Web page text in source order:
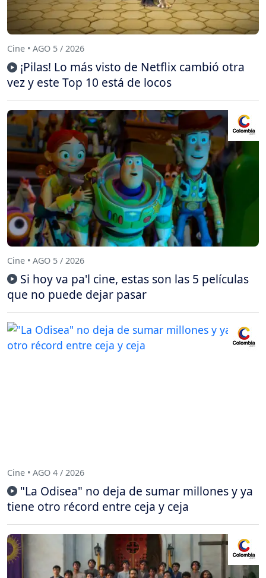
Cine • AGO 5 / 2026
¡Pilas! Lo más visto de Netflix cambió otra
vez y este Top 10 está de locos
Cine • AGO 5 / 2026
Si hoy va pa'l cine, estas son las 5 películas
que no puede dejar pasar
Cine • AGO 4 / 2026
"La Odisea" no deja de sumar millones y ya
tiene otro récord entre ceja y ceja